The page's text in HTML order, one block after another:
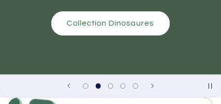
Magasiner les nouveautés